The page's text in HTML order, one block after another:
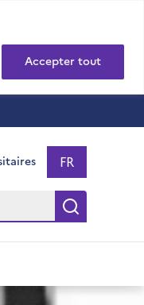
Accepter tout
Sélectionner
FR
- Français